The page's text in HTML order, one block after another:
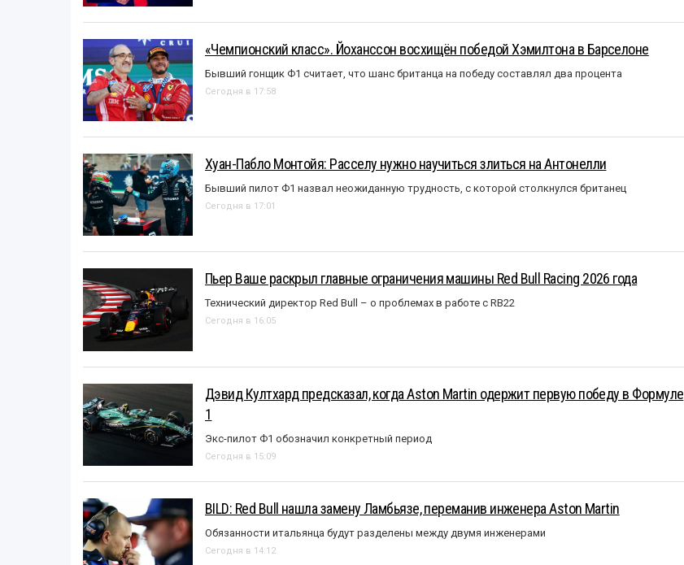
«Чемпионский класс». Йоханссон восхищён победой Хэмилтона в Барселоне
Бывший гонщик Ф1 считает, что шанс британца на победу составлял два процента
Сегодня в 17:58
Хуан-Пабло Монтойя: Расселу нужно научиться злиться на Антонелли
Бывший пилот Ф1 назвал неожиданную трудность, с которой столкнулся британец
Сегодня в 17:01
Пьер Ваше раскрыл главные ограничения машины Red Bull Racing 2026 года
Технический директор Red Bull – о проблемах в работе с RB22
Сегодня в 16:05
Дэвид Култхард предсказал, когда Aston Martin одержит первую победу в Формуле
1
Экс-пилот Ф1 обозначил конкретный период
Сегодня в 15:09
BILD: Red Bull нашла замену Ламбьязе, переманив инженера Aston Martin
Обязанности итальянца будут разделены между двумя инженерами
Сегодня в 14:12